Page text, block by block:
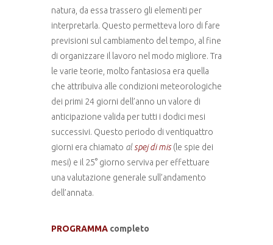
natura, da essa trassero gli elementi per
interpretarla. Questo permetteva loro di fare
previsioni sul cambiamento del tempo, al fine
di organizzare il lavoro nel modo migliore. Tra
le varie teorie, molto fantasiosa era quella
che attribuiva alle condizioni meteorologiche
dei primi 24 giorni dell’anno un valore di
anticipazione valida per tutti i dodici mesi
successivi. Questo periodo di ventiquattro
giorni era chiamato alspej di mis(le spie dei
mesi) e il 25° giorno serviva per effettuare
una valutazione generale sull’andamento
dell’annata.
PROGRAMMA completo